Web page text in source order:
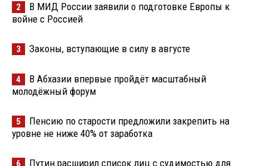
2
В МИД России заявили о подготовке Европы к
войне с Россией
3 Законы, вступающие в силу в августе
4
В Абхазии впервые пройдёт масштабный
молодёжный форум
5
Пенсию по старости предложили закрепить на
уровне не ниже 40% от заработка
6
Путин расширил список лиц с судимостью для